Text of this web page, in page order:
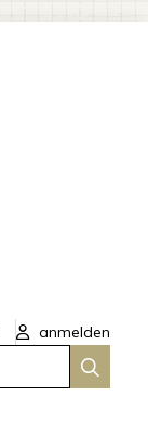
anmelden